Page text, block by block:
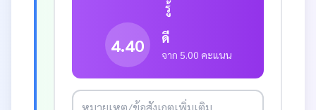
รู้
4.40 ดี
จาก 5.00 คะแนน